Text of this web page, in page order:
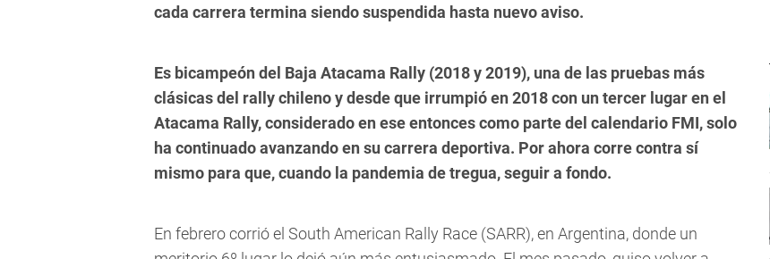
cada carrera termina siendo suspendida hasta nuevo aviso.
Es bicampeón del Baja Atacama Rally (2018 y 2019), una de las pruebas más
clásicas del rally chileno y desde que irrumpió en 2018 con un tercer lugar en el
Atacama Rally, considerado en ese entonces como parte del calendario FMI, solo
ha continuado avanzando en su carrera deportiva. Por ahora corre contra sí
mismo para que, cuando la pandemia de tregua, seguir a fondo.
En febrero corrió el South American Rally Race (SARR), en Argentina, donde un